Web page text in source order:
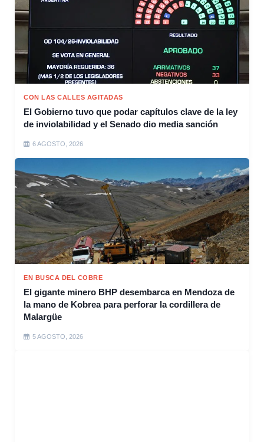
CON LAS CALLES AGITADAS
El Gobierno tuvo que podar capítulos clave de la ley
de inviolabilidad y el Senado dio media sanción
6 AGOSTO, 2026
EN BUSCA DEL COBRE
El gigante minero BHP desembarca en Mendoza de
la mano de Kobrea para perforar la cordillera de
Malargüe
5 AGOSTO, 2026